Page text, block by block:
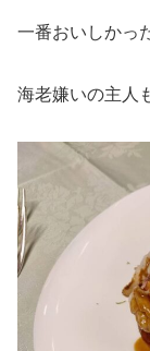
一番おいしかっ
海老嫌いの主人